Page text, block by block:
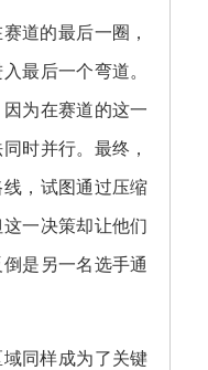
道的最后一圈，
最后一个弯道。
为在赛道的这一
时并行。最终，
，试图通过压缩
一决策却让他们
是另一名选手通
同样成为了关键